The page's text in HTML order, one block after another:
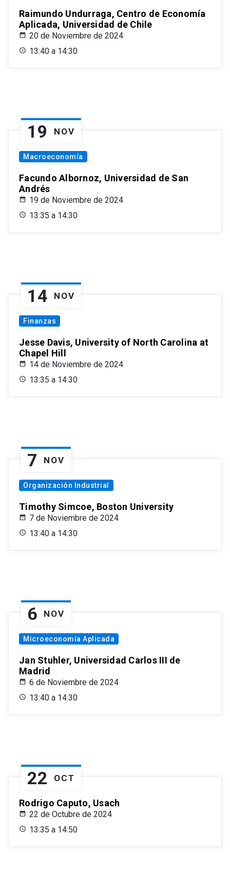
Raimundo Undurraga, Centro de Economía
Aplicada, Universidad de Chile
20 de Noviembre de 2024
13:40 a 14:30
19 NOV
Macroeconomía
Facundo Albornoz, Universidad de San
Andrés
19 de Noviembre de 2024
13:35 a 14:30
14 NOV
Finanzas
Jesse Davis, University of North Carolina at
Chapel Hill
14 de Noviembre de 2024
13:35 a 14:30
7 NOV
Organización Industrial
Timothy Simcoe, Boston University
7 de Noviembre de 2024
13:40 a 14:30
6 NOV
Microeconomía Aplicada
Jan Stuhler, Universidad Carlos III de
Madrid
6 de Noviembre de 2024
13:40 a 14:30
22 OCT
Rodrigo Caputo, Usach
22 de Octubre de 2024
13:35 a 14:50